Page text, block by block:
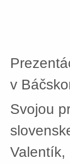
v
Svojou
Valentík,